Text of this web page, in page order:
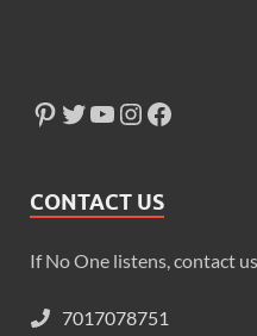
CONTACT US
If No One listens, contact
7017078751